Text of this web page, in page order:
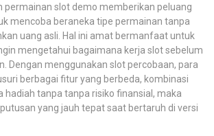
permainan slot demo memberikan peluang
mencoba beraneka tipe permainan tanpa
uang asli. Hal ini amat bermanfaat untuk
mengetahui bagaimana kerja slot sebelum
Dengan menggunakan slot percobaan, para
berbagai fitur yang berbeda, kombinasi
hadiah tanpa tanpa risiko finansial, maka
yang jauh tepat saat bertaruh di versi